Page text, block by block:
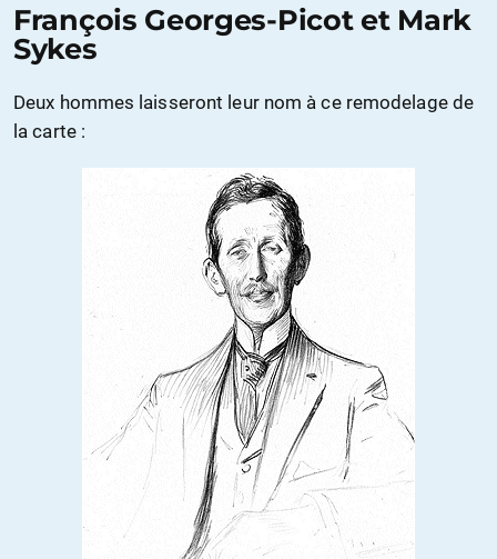
François Georges-Picot et Mark
Sykes
Deux hommes laisseront leur nom à ce remodelage de
la carte :